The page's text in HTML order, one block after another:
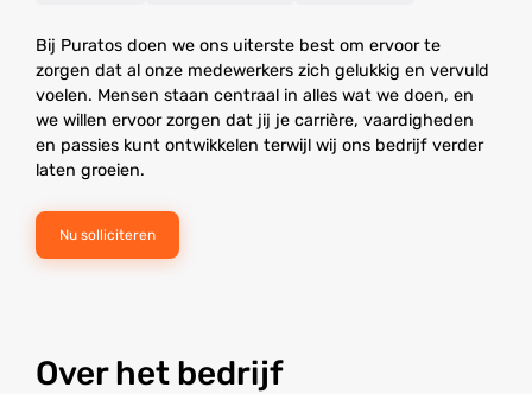
Bij Puratos doen we ons uiterste best om ervoor te
zorgen dat al onze medewerkers zich gelukkig en vervuld
voelen. Mensen staan centraal in alles wat we doen, en
we willen ervoor zorgen dat jij je carrière, vaardigheden
en passies kunt ontwikkelen terwijl wij ons bedrijf verder
laten groeien.
Nu solliciteren
Over het bedrijf